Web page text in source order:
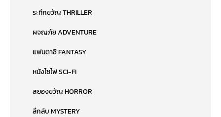
ระทึกขวัญ THRILLER
ผจญภัย ADVENTURE
แฟนตาซี FANTASY
หนังไซไฟ SCI-FI
สยองขวัญ HORROR
ลึกลับ MYSTERY